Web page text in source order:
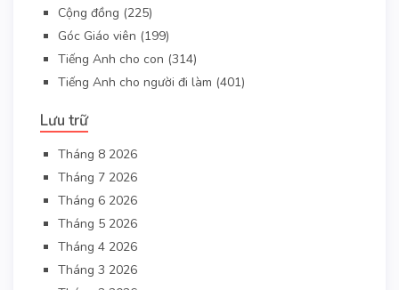
Cộng đồng (225)
Góc Giáo viên (199)
Tiếng Anh cho con (314)
Tiếng Anh cho người đi làm (401)
Lưu trữ
Tháng 8 2026
Tháng 7 2026
Tháng 6 2026
Tháng 5 2026
Tháng 4 2026
Tháng 3 2026